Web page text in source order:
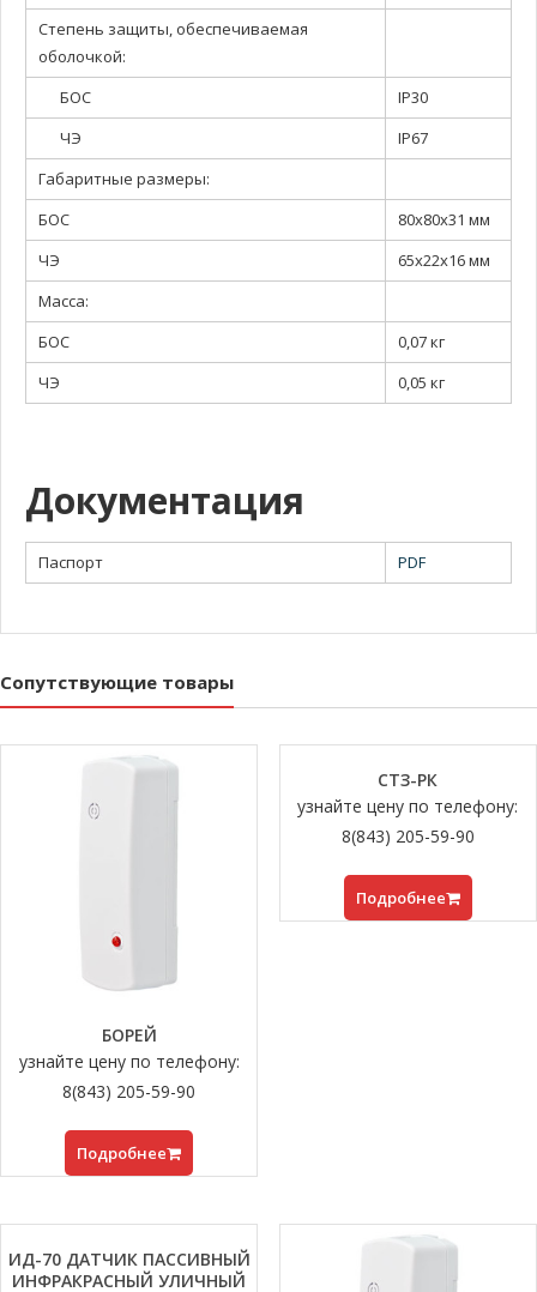
Степень защиты, обеспечиваемая
оболочкой:
БОС
IP30
ЧЭ
IP67
Габаритные размеры:
БОС
80х80х31 мм
ЧЭ
65х22х16 мм
Масса:
БОС
0,07 кг
ЧЭ
0,05 кг
Документация
Паспорт PDF
Сопутствующие товары
БОРЕЙ
узнайте цену по телефону:
8(843) 205-59-90
Подробнее
СТЗ-РК
узнайте цену по телефону:
8(843) 205-59-90
Подробнее
ИД-70 ДАТЧИК ПАССИВНЫЙ
ИНФРАКРАСНЫЙ УЛИЧНЫЙ